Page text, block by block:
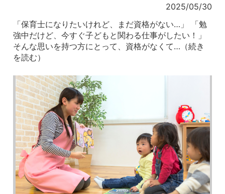
2025/05/30
「保育士になりたいけれど、まだ資格がない…」 「勉
強中だけど、今すぐ子どもと関わる仕事がしたい！」
そんな思いを持つ方にとって、資格がなくて…（続き
を読む）